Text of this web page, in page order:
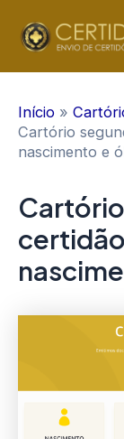
para
Início
Cartório
nascimento e